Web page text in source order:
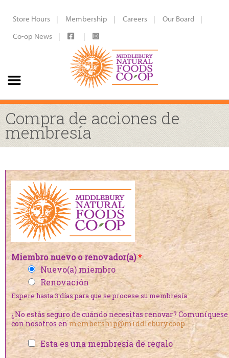
Store Hours Membership Careers
Our Board
Co-op News
Compra de acciones de
membresía
Miembro nuevo o renovador(a)*
Nuevo(a) miembro
Renovación
Espere hasta 3 días para que se procese su membresía
¿No estás seguro de cuándo necesitas renovar? Comuníquese
con nosotros enmembership@middlebury.coop
Esta es una membresía de regalo